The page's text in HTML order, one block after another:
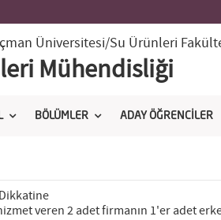
Üniversitesi/Su Ürünleri
Mühendisliği
BÖLÜMLER ADAY ÖĞRENCİLER
veren 2 adet firmanın 1'er adet